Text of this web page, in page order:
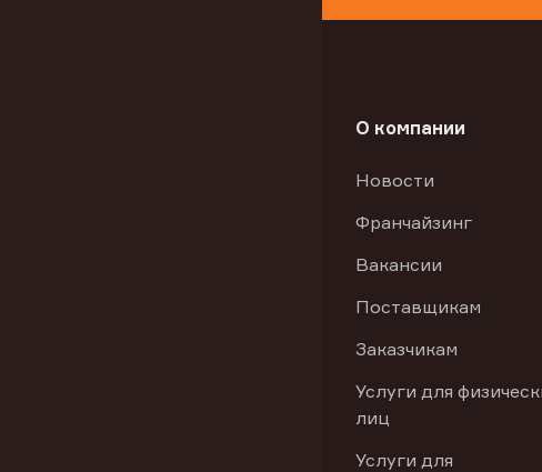
О компании
Новости
Франчайзинг
Вакансии
Поставщикам
Заказчикам
Услуги для
лиц
Услуги для